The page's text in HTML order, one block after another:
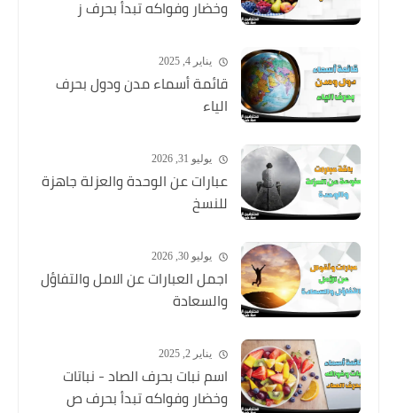
وخضار وفواكه تبدأ بحرف ز
يناير 4, 2025
قائمة أسماء مدن ودول بحرف
الياء
يوليو 31, 2026
عبارات عن الوحدة والعزلة جاهزة
للنسخ
يوليو 30, 2026
اجمل العبارات عن الامل والتفاؤل
والسعادة
يناير 2, 2025
اسم نبات بحرف الصاد - نباتات
وخضار وفواكه تبدأ بحرف ص